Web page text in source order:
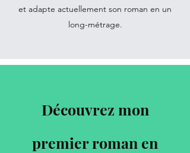
et adapte actuellement son roman en un
long-métrage.
Découvrez mon
premier roman en